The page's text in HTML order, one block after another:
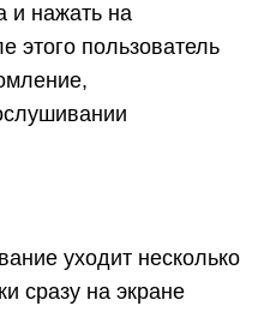
и нажать на
этого пользователь
уходит несколько
сразу на экране